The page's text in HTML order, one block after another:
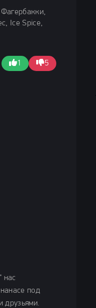
Ice Spice,
1 5
нас
под
друзьями.